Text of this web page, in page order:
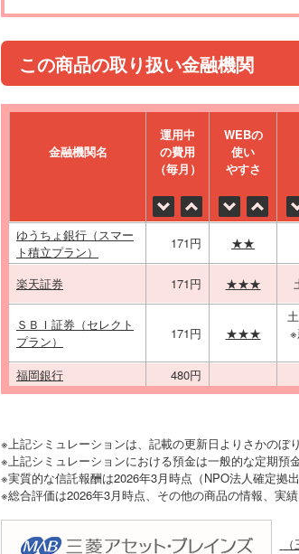
この商品の取り扱い金融機関
金融機関名
運⽤中
の費⽤
（毎⽉）
WEBの
使い
やすさ
ゆうちょ銀行（スマー
ト積立プラン）
171円 ★★
楽天証券 171円 ★★★
ＳＢＩ証券（セレクト
プラン）
171円 ★★★
福岡銀行 480円
※上記シミュレーションは、記載の更新日よりさかのぼ
※上記シミュレーションにおける預金は一般的な定期預
※実質的な信託報酬は2026年3月時点（NPO法人確定拠
※総合評価は2026年3月時点、その他の商品の情報、実